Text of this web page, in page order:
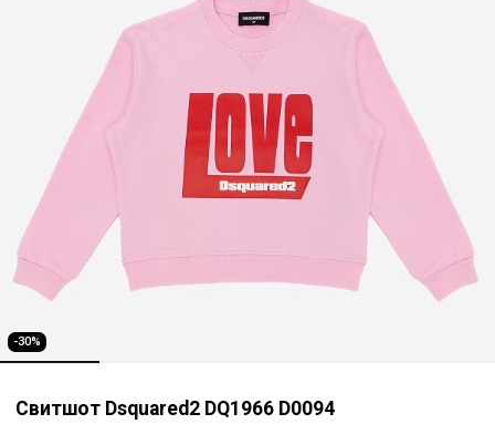
-30%
Свитшот Dsquared2 DQ1966 D0094